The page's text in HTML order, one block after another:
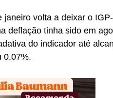
janeiro volta a deixar o
deflação tinha sido em
do indicador até
0,07%.